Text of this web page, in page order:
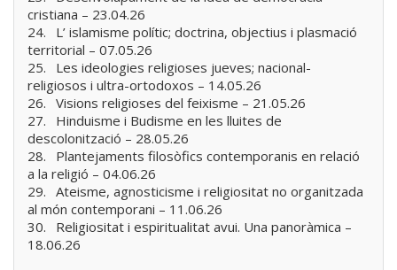
cristiana – 23.04.26
24.
L’ islamisme polític; doctrina, objectius i plasmació
territorial – 07.05.26
25.
Les ideologies religioses jueves; nacional-
religiosos i ultra-ortodoxos – 14.05.26
26. Visions religioses del feixisme – 21.05.26
27.
Hinduisme i Budisme en les lluites de
descolonització – 28.05.26
28.
Plantejaments filosòfics contemporanis en relació
a la religió – 04.06.26
29. Ateisme, agnosticisme i religiositat no organitzada
al món contemporani – 11.06.26
30.
Religiositat i espiritualitat avui. Una panoràmica –
18.06.26